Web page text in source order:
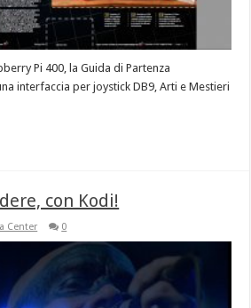
Pi 400, la Guida di Partenza
interfaccia per joystick DB9, Arti e Mestieri
con Kodi!
Center 0